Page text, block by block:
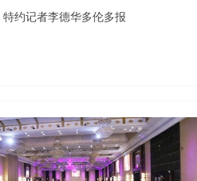
特约记者李德华多伦多报